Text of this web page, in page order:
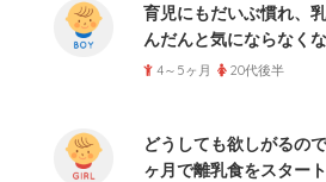
育児にもだいぶ慣れ、
んだんと気にならなく
4～5ヶ月 20代後半
どうしても欲しがるの
ヶ月で離乳食をスタート